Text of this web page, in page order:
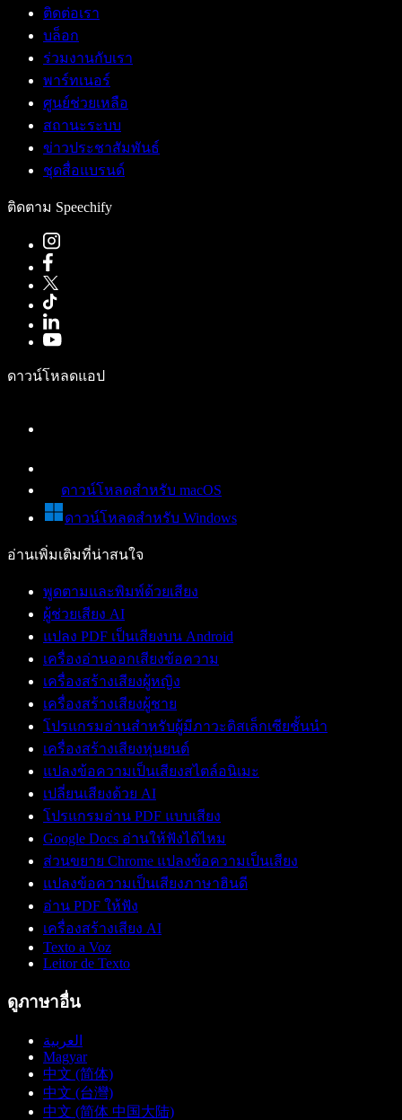
ติดต่อเรา
บล็อก
ร่วมงานกับเรา
พาร์ทเนอร์
ศูนย์ช่วยเหลือ
สถานะระบบ
ข่าวประชาสัมพันธ์
ชุดสื่อแบรนด์
ติดตาม Speechify
ดาวน์โหลดแอป
ดาวน์โหลดสำหรับ macOS
ดาวน์โหลดสำหรับ Windows
อ่านเพิ่มเติมที่น่าสนใจ
พูดตามและพิมพ์ด้วยเสียง
ผู้ช่วยเสียง AI
แปลง PDF เป็นเสียงบน Android
เครื่องอ่านออกเสียงข้อความ
เครื่องสร้างเสียงผู้หญิง
เครื่องสร้างเสียงผู้ชาย
โปรแกรมอ่านสำหรับผู้มีภาวะดิสเล็กเซียชั้นนำ
เครื่องสร้างเสียงหุ่นยนต์
แปลงข้อความเป็นเสียงสไตล์อนิเมะ
เปลี่ยนเสียงด้วย AI
โปรแกรมอ่าน PDF แบบเสียง
Google Docs อ่านให้ฟังได้ไหม
ส่วนขยาย Chrome แปลงข้อความเป็นเสียง
แปลงข้อความเป็นเสียงภาษาฮินดี
อ่าน PDF ให้ฟัง
เครื่องสร้างเสียง AI
Texto a Voz
Leitor de Texto
ดูภาษาอื่น
العربية
Magyar
中文 (简体)
中文 (台灣)
中文 (简体 中国大陆)